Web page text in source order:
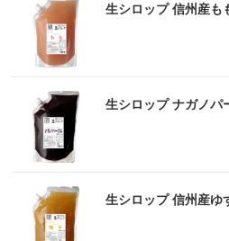
生シロップ 信州産も
生シロップ ナガノ
生シロップ 信州産ゆ